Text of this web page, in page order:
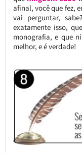
afinal, você que fez,
vai perguntar,
exatamente isso,
monografia, e que
melhor, e é verdade!